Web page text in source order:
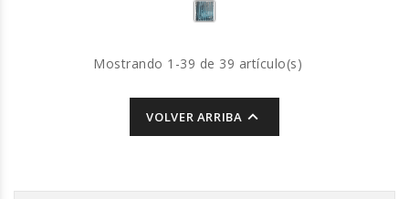
Mostrando 1-39 de 39 artículo(s)
VOLVER ARRIBA 